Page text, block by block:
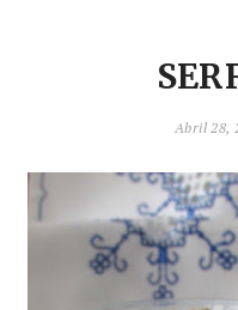
Abril 28,